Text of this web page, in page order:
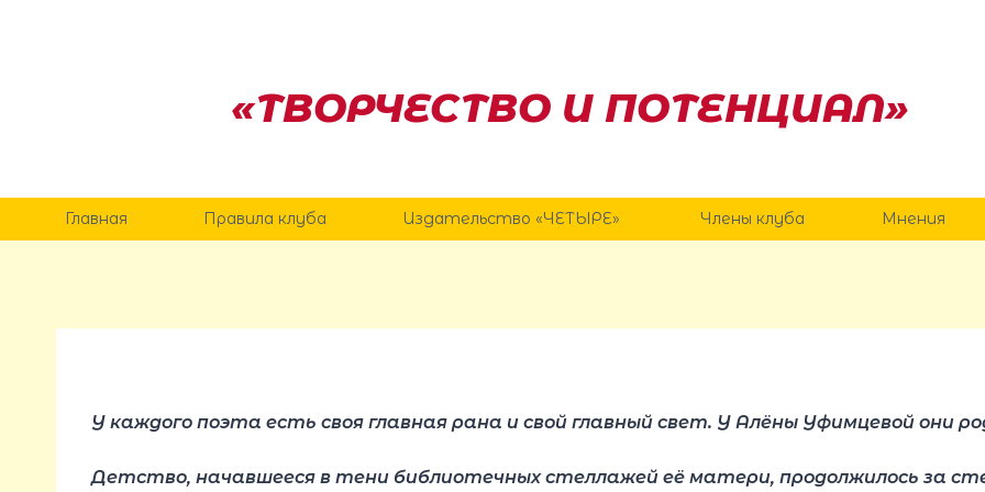
«ТВОРЧЕСТВО И ПОТЕНЦИАЛ»
Главная Правила клуба Издательство «ЧЕТЫРЕ» Члены клуба Мнения
У каждого поэта есть своя главная рана и свой главный свет. У Алёны Уфимцевой они
Детство, начавшееся в тени библиотечных стеллажей её матери, продолжилось за